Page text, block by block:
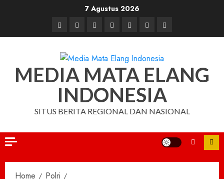
7 Agustus 2026
BerandaNasionalDaerahHukum
dan
Kriminal
Pendidikan
Box
Redaksi
Iklan
MEDIA MATA ELANG
INDONESIA
SITUS BERITA REGIONAL DAN NASIONAL
Home
Polri